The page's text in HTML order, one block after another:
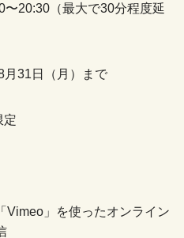
20:30（最大で30分程度延
月31日（月）まで
定
Vimeo」を使ったオンライン